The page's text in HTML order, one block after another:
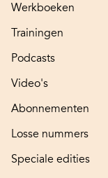
Werkboeken
Trainingen
Podcasts
Video's
Abonnementen
Losse nummers
Speciale edities